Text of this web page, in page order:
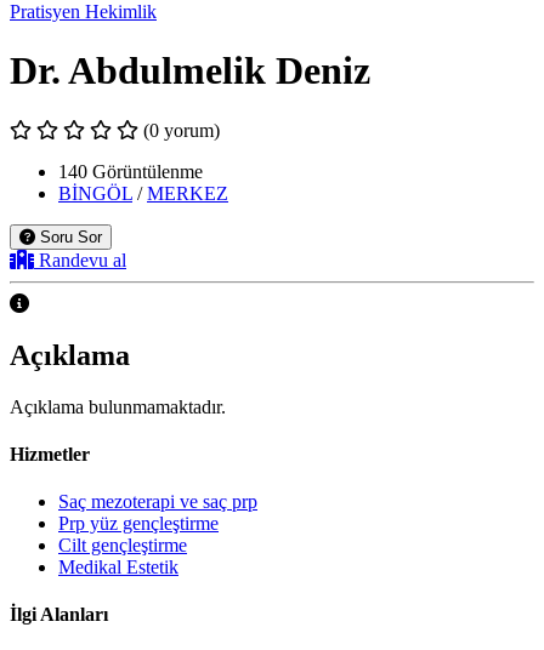
Pratisyen Hekimlik
Dr. Abdulmelik Deniz
(0 yorum)
140 Görüntülenme
BİNGÖL /MERKEZ
Soru Sor
Randevu al
Açıklama
Açıklama bulunmamaktadır.
Hizmetler
Saç mezoterapi ve saç prp
Prp yüz gençleştirme
Cilt gençleştirme
Medikal Estetik
İlgi Alanları